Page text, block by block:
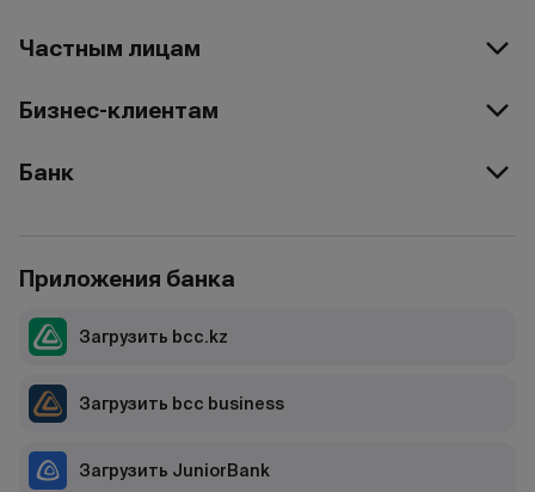
Частным лицам
Бизнес-клиентам
Банк
Приложения банка
Загрузить bcc.kz
Загрузить bcc business
Загрузить JuniorBank